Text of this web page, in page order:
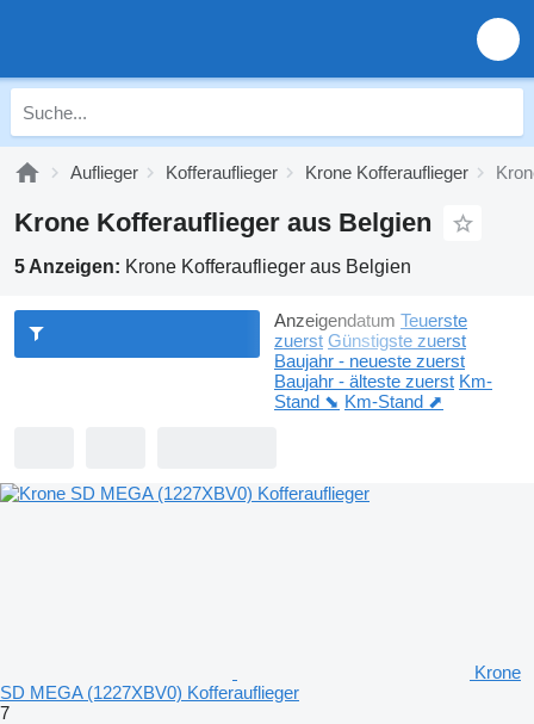
Auflieger Kofferauflieger Krone Kofferauflieger
Krone Kofferauflieger aus Belgien
5 Anzeigen: Krone Kofferauflieger aus Belgien
Anzeigendatum Teuerste
zuerst Günstigste zuerst
Baujahr - neueste zuerst
Baujahr - älteste zuerst Km-
Stand ⬊ Km-Stand ⬈
Krone
SD MEGA (1227XBV0) Kofferauflieger
7